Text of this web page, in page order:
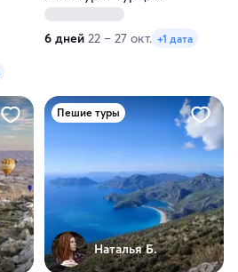
6 дней 22 – 27 окт. +1 дата
Пешие туры
Наталья Б.